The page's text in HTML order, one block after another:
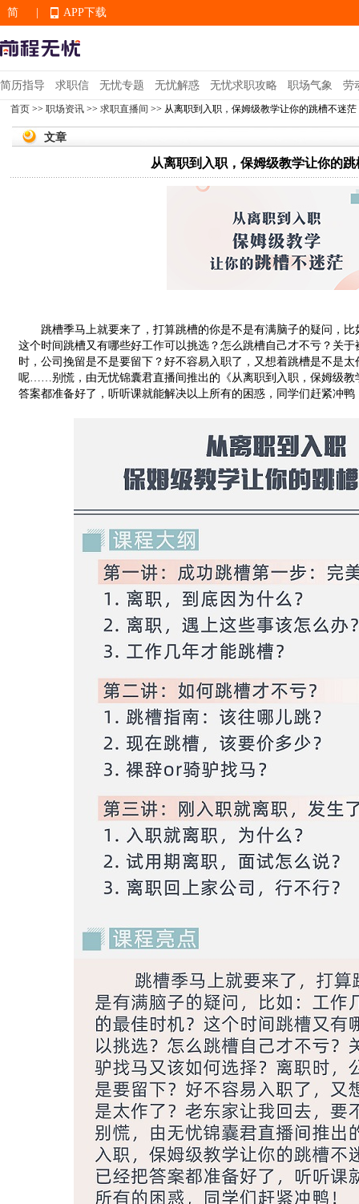
简
EN
APP下载
APP下载
简历指导 求职信 无忧专题 无忧解惑 无忧求职攻略 职场气象 劳
首页 >> 职场资讯 >> 求职直播间 >> 从离职到入职，保姆级教学让你的跳槽不迷茫
文章
从离职到入职，保姆级教学让你的
跳槽季马上就要来了，打算跳槽的你是不是有满脑子的疑问，比
这个时间跳槽又有哪些好工作可以挑选？怎么跳槽自己才不亏？关
时，公司挽留是不是要留下？好不容易入职了，又想着跳槽是不是
呢……别慌，由无忧锦囊君直播间推出的《从离职到入职，保姆级教
答案都准备好了，听听课就能解决以上所有的困惑，同学们赶紧冲鸭